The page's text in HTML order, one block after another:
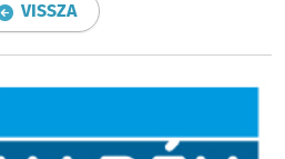
VISSZA